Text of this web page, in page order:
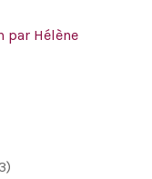
par Hélène